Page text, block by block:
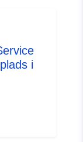
cd76-
i